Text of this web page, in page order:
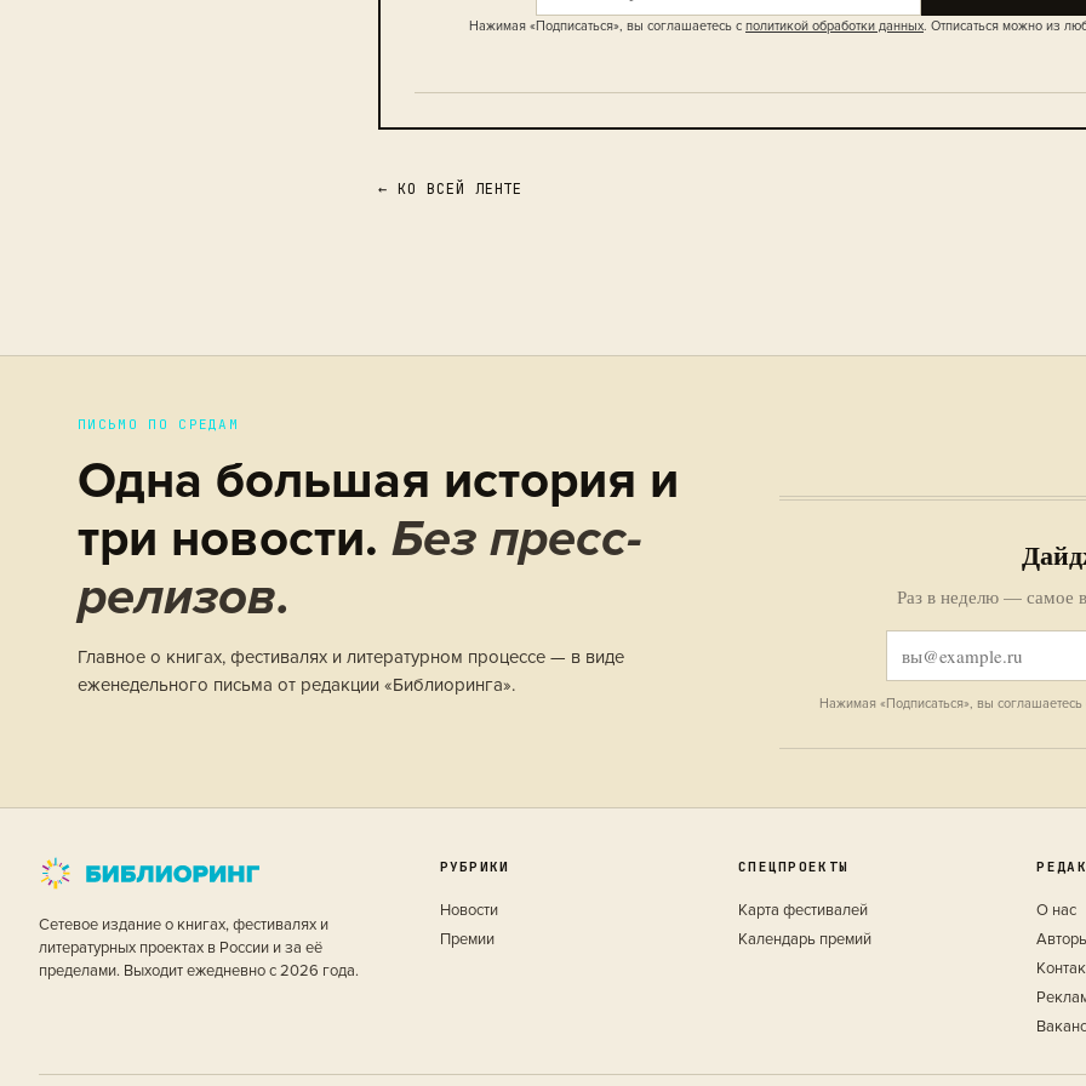
Нажимая «Подписаться», вы соглашаетесь с политикой обработки данных. Отписаться можно из
← КО ВСЕЙ ЛЕНТЕ
ПИСЬМО ПО СРЕДАМ
Одна большая история и
три новости. Без пресс-
релизов.
Главное о книгах, фестивалях и литературном процессе — в виде
еженедельного письма от редакции «Библиоринга».
Раз в неделю — самое
Нажимая «Подписаться», вы соглашаетесь
Сетевое издание о книгах, фестивалях и
литературных проектах в России и за её
пределами. Выходит ежедневно с 2026 года.
РУБРИКИ
Новости
Премии
СПЕЦПРОЕКТЫ
Карта фестивалей
Календарь премий
О нас